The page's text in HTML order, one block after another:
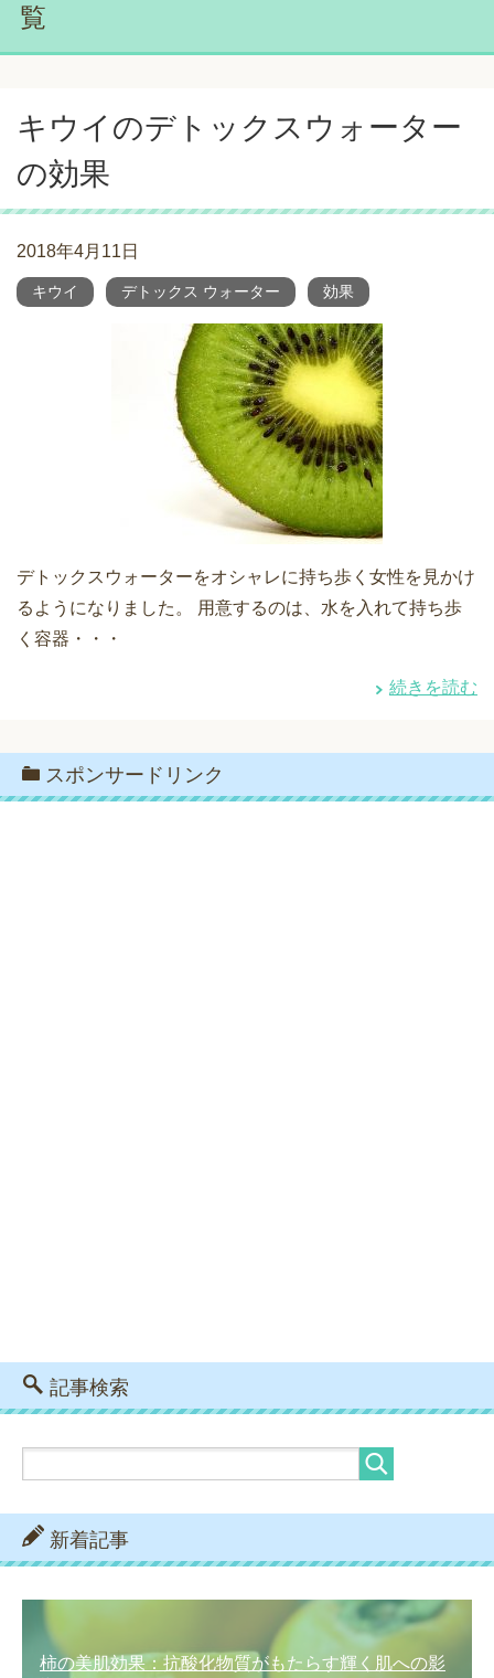
覧
キウイのデトックスウォーター
の効果
2018年4月11日
キウイ デトックス ウォーター 効果
デトックスウォーターをオシャレに持ち歩く女性を見かけ
るようになりました。 用意するのは、水を入れて持ち歩
く容器・・・
続きを読む
スポンサードリンク
記事検索
新着記事
柿の美肌効果：抗酸化物質がもたらす輝く肌への影